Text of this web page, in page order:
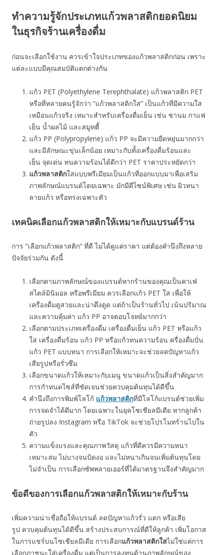
ทำความรู้จักประเภทแก้วพลาสติกยอดนิยม
ในธุรกิจร้านเครื่องดื่ม
ก่อนจะเลือกใช้งาน ควรเข้าใจประเภทของแก้วพลาสติกก่อน เพราะ
แต่ละแบบมีคุณสมบัติแตกต่างกัน
แก้ว PET (Polyethylene Terephthalate) แก้วพลาสติก PET
หรือที่หลายคนรู้จักว่า “แก้วพลาสติกใส” เป็นแก้วที่มีความใส
เหมือนแก้วจริง เหมาะสำหรับเครื่องดื่มเย็น เช่น ชานม กาแฟ
เย็น น้ำผลไม้ และสมูทตี้
แก้ว PP (Polypropylene) แก้ว PP จะมีความยืดหยุ่นมากกว่า
และมีลักษณะขุ่นเล็กน้อย เหมาะกับทั้งเครื่องดื่มร้อนและ
เย็น จุดเด่น ทนความร้อนได้ดีกว่า PET ราคาประหยัดกว่า
แก้วพลาสติกใสแบบพรีเมียมเป็นแก้วที่ออกแบบมาเพื่อเสริม
ภาพลักษณ์แบรนด์โดยเฉพาะ มักมีดีไซน์พิเศษ เช่น ผิวหนา
ลายแก้ว หรือทรงเฉพาะตัว
เทคนิคเลือกแก้วพลาสติกให้เหมาะกับแบรนด์ร้าน
การ “เลือกแก้วพลาสติก” ที่ดี ไม่ได้ดูแค่ราคา แต่ต้องคำนึงถึงหลาย
ปัจจัยร่วมกัน ดังนี้
เลือกตามภาพลักษณ์ของแบรนด์หากร้านของคุณเป็นคาเฟ่
สไตล์มินิมอล หรือพรีเมียม ควรเลือกแก้ว PET ใส เพื่อให้
เครื่องดื่มดูสวยและน่าดึงดูด แต่ถ้าเป็นร้านทั่วไป เน้นปริมาณ
และความคุ้มค่า แก้ว PP อาจตอบโจทย์มากกว่า
เลือกตามประเภทเครื่องดื่ม เครื่องดื่มเย็น แก้ว PET หรือแก้ว
ใส เครื่องดื่มร้อน แก้ว PP หรือแก้วทนความร้อน ครื่องดื่มปั่น
แก้ว PET แบบหนา การเลือกให้เหมาะจะช่วยลดปัญหาแก้ว
เสียรูปหรือรั่วซึม
เลือกขนาดแก้วให้เหมาะกับเมนู ขนาดแก้วเป็นสิ่งสำคัญมาก
การกำหนดไซส์ที่ชัดเจนช่วยควบคุมต้นทุนได้ดีขึ้น
คำนึงถึงการพิมพ์โลโก้ แก้วพลาสติกที่มีโลโก้แบรนด์ช่วยเพิ่ม
การจดจำได้ดีมาก โดยเฉพาะในยุคโซเชียลมีเดีย หากลูกค้า
ถ่ายรูปลง Instagram หรือ TikTok จะช่วยโปรโมทร้านไปใน
ตัว
ความแข็งแรงและคุณภาพวัสดุ แก้วที่ดีควรมีความหนา
เหมาะสม ไม่บางจนบิดงอ และไม่หนาเกินจนเพิ่มต้นทุนโดย
ไม่จำเป็น การเลือกซัพพลายเออร์ที่ได้มาตรฐานจึงสำคัญมาก
ข้อดีของการเลือกแก้วพลาสติกให้เหมาะกับร้าน
เพิ่มความน่าเชื่อถือให้แบรนด์ ลดปัญหาแก้วรั่ว แตก หรือเสีย
รูป ควบคุมต้นทุนได้ดีขึ้น สร้างประสบการณ์ที่ดีให้ลูกค้า เพิ่มโอกาส
ในการแชร์บนโซเชียลมีเดีย การเลือกแก้วพลาสติกใสไม่ใช่แค่การ
เลือกภาชนะใส่เครื่องดื่ม แต่เป็นการลงทุนด้านภาพลักษณ์ของ